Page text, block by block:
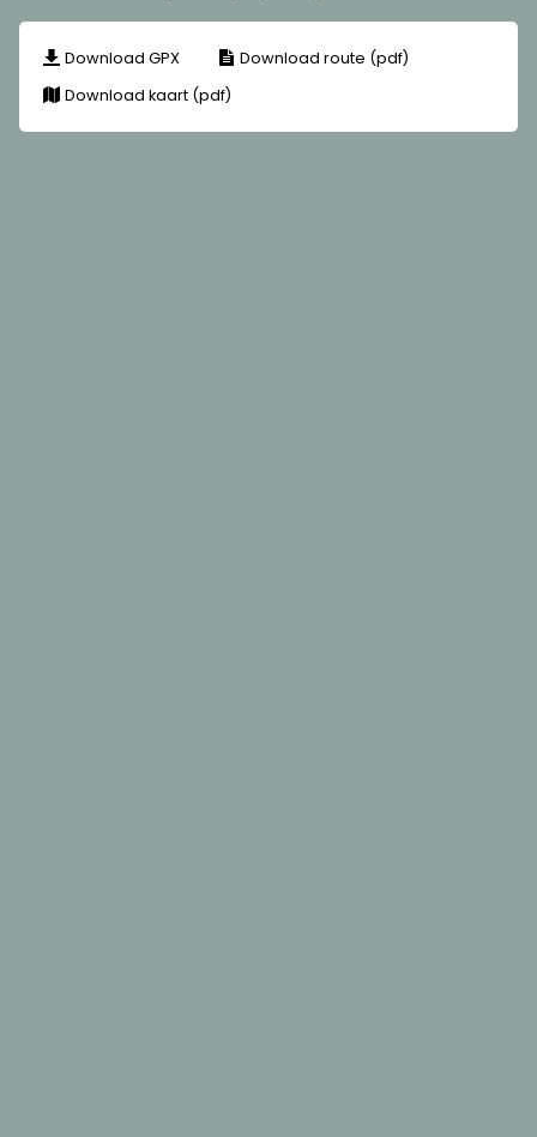
Download GPX
Download route (pdf)
Download kaart (pdf)